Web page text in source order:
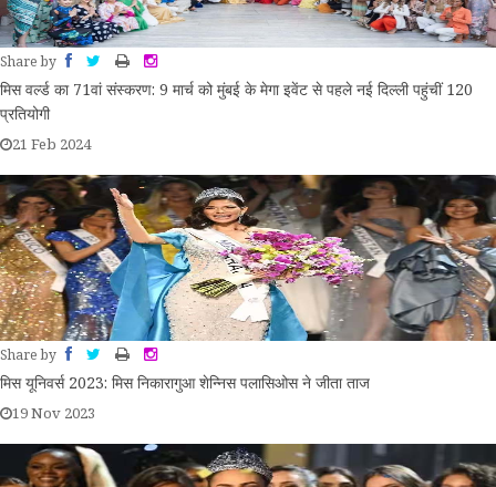
Share by
मिस वर्ल्ड का 71वां संस्करण: 9 मार्च को मुंबई के मेगा इवेंट से पहले नई दिल्ली पहुंचीं 120
प्रतियोगी
21 Feb 2024
Share by
मिस यूनिवर्स 2023: मिस निकारागुआ शेन्निस पलासिओस ने जीता ताज
19 Nov 2023